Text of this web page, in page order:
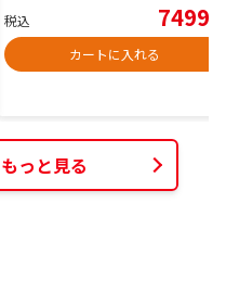
税込 7499
カートに入れる
っと見る